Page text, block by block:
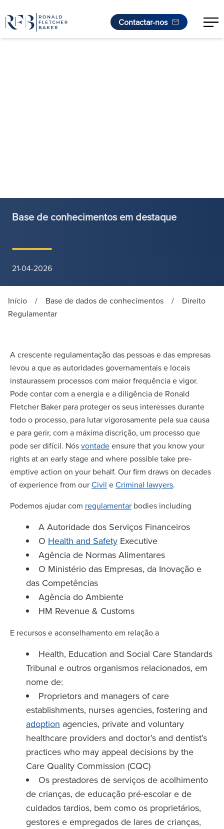
Contactar-nos
Base de conhecimentos em destaque
21-04-2026
Início / Base de dados de conhecimentos /
Direito
Regulamentar
A crescente regulamentação das pessoas e das empresas
levou a que as autoridades governamentais e locais
instaurassem processos com maior frequência e vigor.
Pode contar com a energia e a diligência de Ronald
Fletcher Baker para proteger os seus interesses durante
todo o processo, para lutar vigorosamente pela sua causa
e para gerir, com a máxima discrição, um processo que
pode ser difícil. Nósvontadeensure that you know your
rights at an early stage and where possible take pre-
emptive action on your behalf. Our firm draws on decades
of experience from ourCivil eCriminal lawyers.
Podemos ajudar com regulamentar bodies including
A Autoridade dos Serviços Financeiros
O Health and Safety Executive
Agência de Normas Alimentares
O Ministério das Empresas, da Inovação e
das Competências
Agência do Ambiente
HM Revenue & Customs
E recursos e aconselhamento em relação a
Health, Education and Social Care Standards
Tribunal e outros organismos relacionados, em
nome de:
Proprietors and managers of care
establishments, nurses agencies, fostering and
adoption agencies, private and voluntary
healthcare providers and doctor’s and dentist’s
practices who may appeal decisions by the
Care Quality Commission (CQC)
Os prestadores de serviços de acolhimento
de crianças, de educação pré-escolar e de
cuidados tardios, bem como os proprietários,
gestores e empregados de lares de crianças,